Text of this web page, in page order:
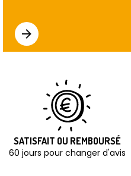
SATISFAIT OU REMBOURSÉ
60 jours pour changer d'avis